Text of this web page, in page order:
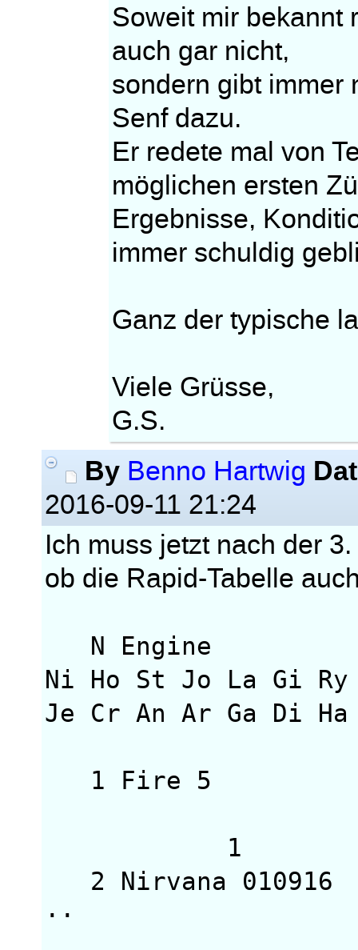
Soweit mir bekannt
auch gar nicht,
sondern gibt immer
Senf dazu.
Er redete mal von
möglichen ersten
Ergebnisse,
immer schuldig
Ganz der typische
Viele Grüsse,
G.S.
By Benno Hartwig
2016-09-11 21:24
Ich muss jetzt nach der
ob die Rapid-Tabelle
N Engine
Ni Ho St Jo La Gi Ry
Je Cr An Ar Ga Di
1 Fire 5
1
2 Nirvana